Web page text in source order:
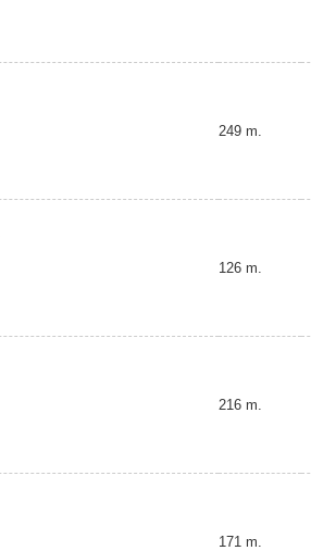
249 m.
126 m.
216 m.
171 m.